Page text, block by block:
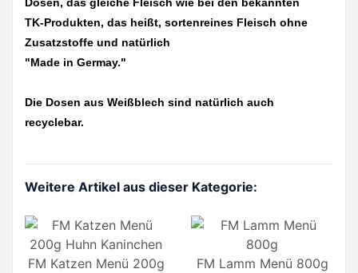
TK-Produkten, das heißt, sortenreines Fleisch ohne
Zusatzstoffe und natürlich
"Made in Germay."
Die Dosen aus Weißblech sind natürlich auch
recyclebar.
Weitere Artikel aus dieser Kategorie:
FM Katzen Menü 200g
FM Lamm Menü 800g